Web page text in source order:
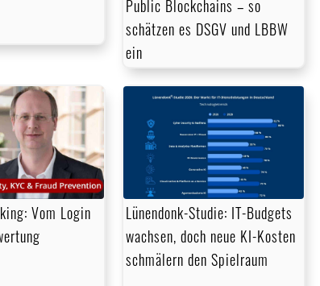
Public Blockchains – so
schätzen es DSGV und LBBW
ein
Vom Login
Lünendonk-Studie: IT-Budgets
wachsen, doch neue KI-Kosten
schmälern den Spielraum